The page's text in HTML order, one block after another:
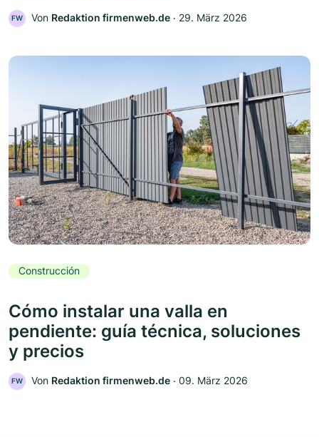
FW Von Redaktion firmenweb.de ‧ 29. März 2026
Construcción
Cómo instalar una valla en
pendiente: guía técnica, soluciones
y precios
FW Von Redaktion firmenweb.de ‧ 09. März 2026